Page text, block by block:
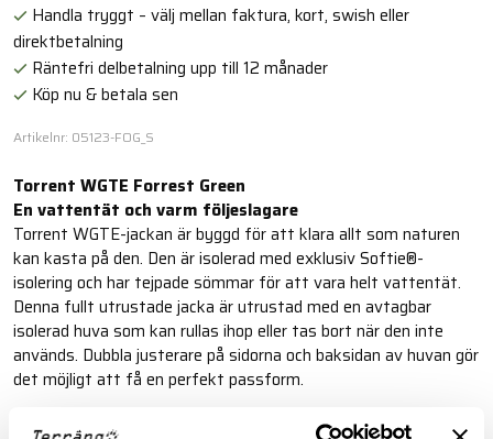
Handla tryggt – välj mellan faktura, kort, swish eller
direktbetalning
Räntefri delbetalning upp till 12 månader
Köp nu & betala sen
Artikelnr: 05123-FOG_S
Torrent WGTE Forrest Green
En vattentät och varm följeslagare
Torrent WGTE-jackan är byggd för att klara allt som naturen
kan kasta på den. Den är isolerad med exklusiv Softie®-
isolering och har tejpade sömmar för att vara helt vattentät.
Denna fullt utrustade jacka är utrustad med en avtagbar
isolerad huva som kan rullas ihop eller tas bort när den inte
används. Dubbla justerare på sidorna och baksidan av huvan gör
det möjligt att få en perfekt passform.
Läs mer